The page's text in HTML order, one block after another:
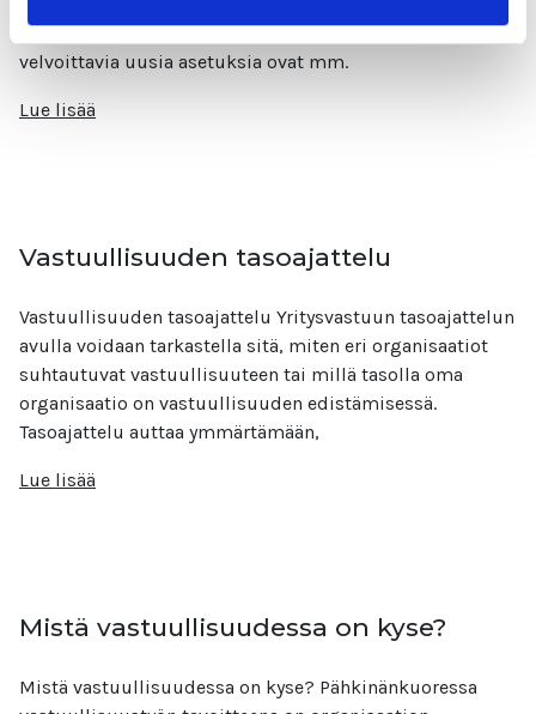
standardeilla. Tällaisia erityisesti suuria yrityksiä
velvoittavia uusia asetuksia ovat mm.
Lue lisää
Vastuullisuuden tasoajattelu
Vastuullisuuden tasoajattelu Yritysvastuun tasoajattelun
avulla voidaan tarkastella sitä, miten eri organisaatiot
suhtautuvat vastuullisuuteen tai millä tasolla oma
organisaatio on vastuullisuuden edistämisessä.
Tasoajattelu auttaa ymmärtämään,
Lue lisää
Mistä vastuullisuudessa on kyse?
Mistä vastuullisuudessa on kyse? Pähkinänkuoressa